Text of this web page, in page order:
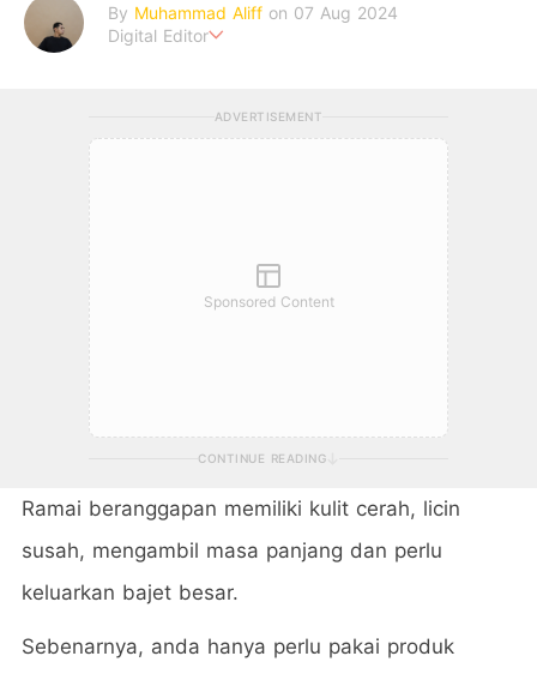
By Muhammad Aliff on 07 Aug 2024
Digital Editor
ADVERTISEMENT
Sponsored Content
CONTINUE READING
Ramai beranggapan memiliki kulit cerah, licin
susah, mengambil masa panjang dan perlu
keluarkan bajet besar.
Sebenarnya, anda hanya perlu pakai produk